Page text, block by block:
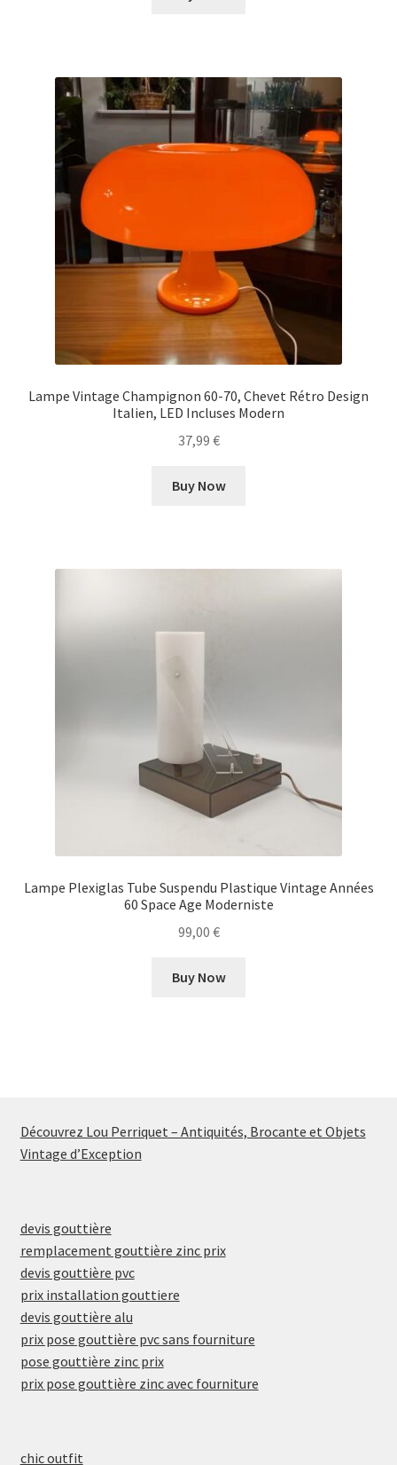
Lampe Vintage Champignon 60-70, Chevet Rétro Design
Italien, LED Incluses Modern
37,99 €
Buy Now
Lampe Plexiglas Tube Suspendu Plastique Vintage Années
60 Space Age Moderniste
99,00 €
Buy Now
Découvrez Lou Perriquet – Antiquités, Brocante et Objets
Vintage d’Exception
devis gouttière
remplacement gouttière zinc prix
devis gouttière pvc
prix installation gouttiere
devis gouttière alu
prix pose gouttière pvc sans fourniture
pose gouttière zinc prix
prix pose gouttière zinc avec fourniture
chic outfit